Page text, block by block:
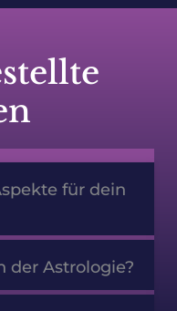
für dein
der Astrologie?